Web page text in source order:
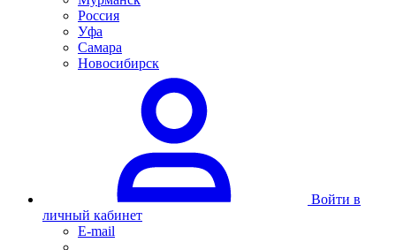
Россия
Уфа
Самара
Новосибирск
Войти в
личный кабинет
E-mail